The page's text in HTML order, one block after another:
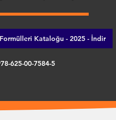
Kataloğu - 2025 - İndir
625-00-7584-5